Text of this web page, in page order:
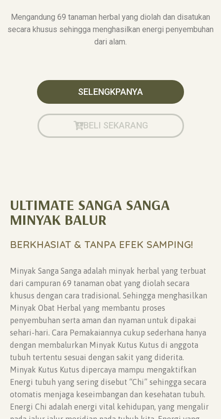
Mengandung 69 tanaman herbal yang diolah dan disatukan
secara khusus sehingga menghasilkan energi penyembuhan
dari alam.
SELENGKPANYA
BELI SEKARANG
ULTIMATE SANGA SANGA
MINYAK BALUR
BERKHASIAT & TANPA EFEK SAMPING!
Minyak Sanga Sanga adalah minyak herbal yang terbuat
dari campuran 69 tanaman obat yang diolah secara
khusus dengan cara tradisional. Sehingga menghasilkan
Minyak Obat Herbal yang membantu proses
penyembuhan serta aman dan nyaman untuk dipakai
sehari-hari. Cara Pemakaiannya cukup sederhana hanya
dengan membalurkan Minyak Kutus Kutus di anggota
tubuh tertentu sesuai dengan sakit yang diderita.
Minyak Kutus Kutus dipercaya mampu mengaktifkan
Energi tubuh yang sering disebut “Chi” sehingga secara
otomatis menjaga keseimbangan dan kesehatan tubuh.
Energi Chi adalah energi vital kehidupan, yang mengalir